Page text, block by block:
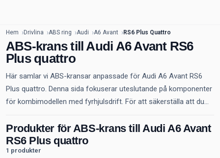
Hem Drivlina ABS ring Audi A6 Avant RS6 Plus Quattro
ABS-krans till Audi A6 Avant RS6
Plus quattro
Här samlar vi ABS-kransar anpassade för Audi A6 Avant RS6
Plus quattro. Denna sida fokuserar uteslutande på komponenter
för kombimodellen med fyrhjulsdrift. För att säkerställa att du...
Produkter för ABS-krans till Audi A6 Avant
RS6 Plus quattro
1 produkter